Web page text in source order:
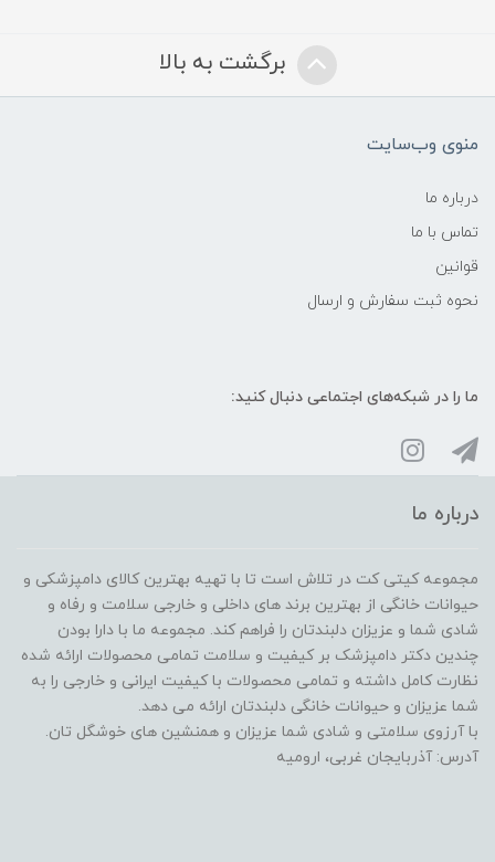
برگشت به بالا
منوی وب‌سایت
درباره ما
تماس با ما
قوانین
نحوه ثبت سفارش و ارسال
ما را در شبکه‌های اجتماعی دنبال کنید:
درباره ما
مجموعه کیتی کت در تلاش است تا با تهیه بهترین کالای دامپزشکی و
حیوانات خانگی از بهترین برند های داخلی و خارجی سلامت و رفاه و
شادی شما و عزیزان دلبندتان را فراهم کند. مجموعه ما با دارا بودن
چندین دکتر دامپزشک بر کیفیت و سلامت تمامی محصولات ارائه شده
نظارت کامل داشته و تمامی محصولات با کیفیت ایرانی و خارجی را به
شما عزیزان و حیوانات خانگی دلبندتان ارائه می دهد.
با آرزوی سلامتی و شادی شما عزیزان و همنشین های خوشگل تان.
آدرس: آذربایجان غربی، ارومیه